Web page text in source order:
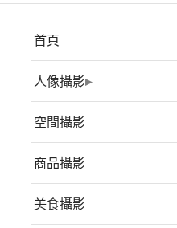
首頁
人像攝影
空間攝影
商品攝影
美食攝影